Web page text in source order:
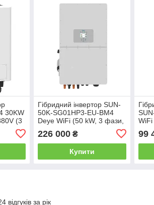
30KW
(3
Гібридний інвертор SUN-
50K-SG01HP3-EU-BM4
Deye WiFi (50 kW, 3 фази,
226 000₴
Купити
99
за рік